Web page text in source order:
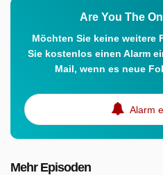
Are You The
Möchten Sie keine weitere
Sie kostenlos einen Alarm
Mail, wenn es neue
Alarm
Mehr Episoden